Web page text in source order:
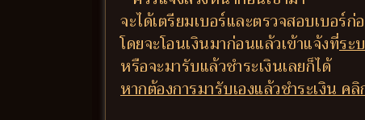
จะได้เตรียมเบอร์และตรวจสอบเบอร์
โดยจะโอนเงินมาก่อนแล้วเข้าแจ้งที่ระ
หรือจะมารับแล้วชำระเงินเลยก็ได้
หากต้องการมารับเองแล้วชำระเงิน ค